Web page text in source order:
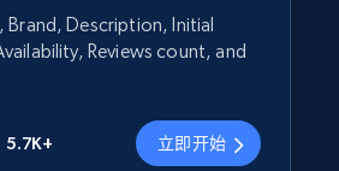
Brand, Description, Initial
Reviews count, and
5.7K+ 立即开始